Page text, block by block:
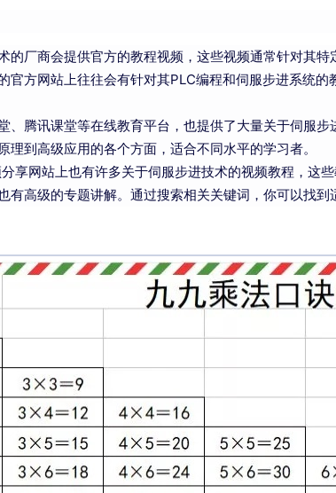
的厂商会提供官方的教程视频，这些视频通常针对其
官方网站上往往会有针对其PLC编程和伺服步进系统的
、腾讯课堂等在线教育平台，也提供了大量关于伺服
理到高级应用的各个方面，适合不同水平的学习者。
享网站上也有许多关于伺服步进技术的视频教程，这
有高级的专题讲解。通过搜索相关关键词，你可以找到